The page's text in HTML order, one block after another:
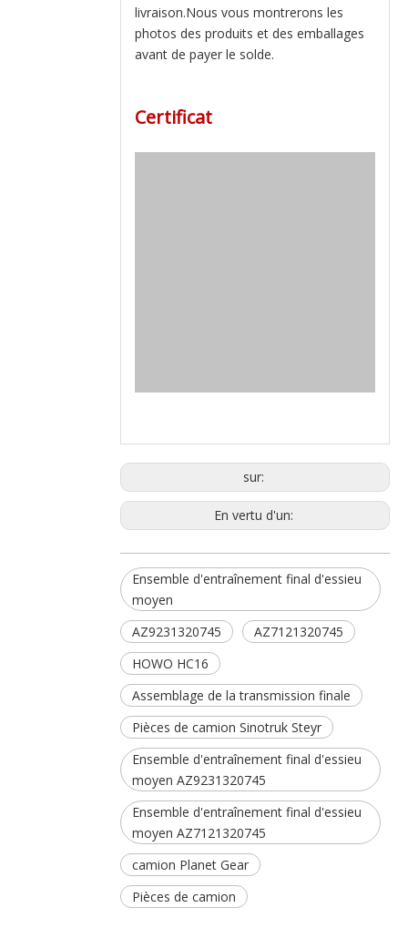
livraison.Nous vous montrerons les
photos des produits et des emballages
avant de payer le solde.
Certificat
sur:
En vertu d'un:
Ensemble d'entraînement final d'essieu
moyen
AZ9231320745
AZ7121320745
HOWO HC16
Assemblage de la transmission finale
Pièces de camion Sinotruk Steyr
Ensemble d'entraînement final d'essieu
moyen AZ9231320745
Ensemble d'entraînement final d'essieu
moyen AZ7121320745
camion Planet Gear
Pièces de camion